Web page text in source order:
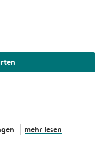
mehr lesen